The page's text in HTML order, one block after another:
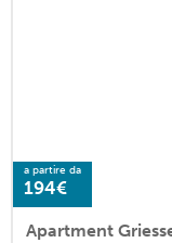
a partire da
194€